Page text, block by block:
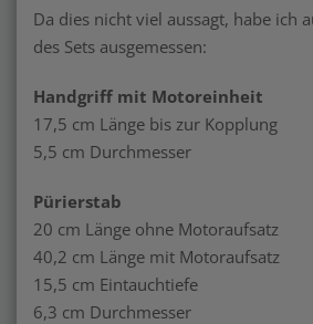
Da dies nicht viel aussagt, habe ich
des Sets ausgemessen:
Handgriff mit Motoreinheit
17,5 cm Länge bis zur Kopplung
5,5 cm Durchmesser
Pürierstab
20 cm Länge ohne Motoraufsatz
40,2 cm Länge mit Motoraufsatz
15,5 cm Eintauchtiefe
6,3 cm Durchmesser